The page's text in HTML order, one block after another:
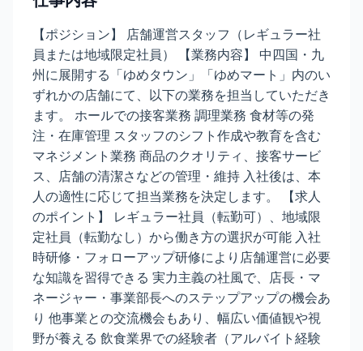
【ポジション】 店舗運営スタッフ（レギュラー社
員または地域限定社員） 【業務内容】 中四国・九
州に展開する「ゆめタウン」「ゆめマート」内のい
ずれかの店舗にて、以下の業務を担当していただき
ます。 ホールでの接客業務 調理業務 食材等の発
注・在庫管理 スタッフのシフト作成や教育を含む
マネジメント業務 商品のクオリティ、接客サービ
ス、店舗の清潔さなどの管理・維持 入社後は、本
人の適性に応じて担当業務を決定します。 【求人
のポイント】 レギュラー社員（転勤可）、地域限
定社員（転勤なし）から働き方の選択が可能 入社
時研修・フォローアップ研修により店舗運営に必要
な知識を習得できる 実力主義の社風で、店長・マ
ネージャー・事業部長へのステップアップの機会あ
り 他事業との交流機会もあり、幅広い価値観や視
野が養える 飲食業界での経験者（アルバイト経験